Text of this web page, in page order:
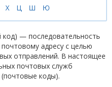
Х Ц Ш Ю
код) — последовательность
адресу с целью
отправлений. В настоящее
почтовых служб
коды).